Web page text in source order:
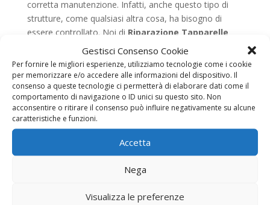
Gestisci Consenso Cookie
Per fornire le migliori esperienze, utilizziamo tecnologie come i cookie
per memorizzare e/o accedere alle informazioni del dispositivo. Il
consenso a queste tecnologie ci permetterà di elaborare dati come il
comportamento di navigazione o ID unici su questo sito. Non
acconsentire o ritirare il consenso può influire negativamente su alcune
caratteristiche e funzioni.
Accetta
Nega
Visualizza le preferenze
corretta manutenzione. Infatti, anche questo tipo di
strutture, come qualsiasi altra cosa, ha bisogno di
essere controllato. Noi di Riparazione Tapparelle
Castel Gandolfo
, sappiamo bene che gli impegni
quotidiani, la vita frenetica di tutti i giorni e la
mancanza di attenzione possono essere la causa
principale della rottura o del danneggiamento di
un’installazione di questo tipo, specialmente se questa
ha diversi anni sulle spalle. Proprio per queste ragioni vi
consigliamo sempre di prestare attenzione ai segnali
che la vostra serranda “vi manda”. Un cigolio
particolarmente insistente, uno scricchiolio di troppo,
la cinghia sfilacciata, un rumore anomalo e la salita o
sono infatti dei campanelli d’allarme che non vanno